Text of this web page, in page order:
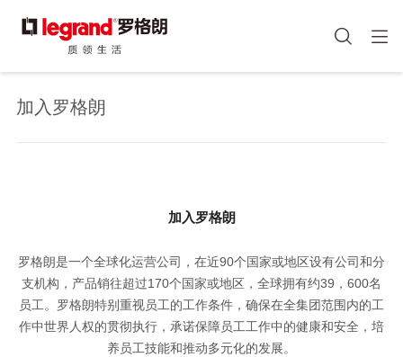
主
图
手机端头部icon
加入罗格朗
加入罗格朗
罗格朗是一个全球化运营公司，在近90个国家或地区设有公司和分
支机构，产品销往超过170个国家或地区，全球拥有约39，600名
员工。罗格朗特别重视员工的工作条件，确保在全集团范围内的工
作中世界人权的贯彻执行，承诺保障员工工作中的健康和安全，培
养员工技能和推动多元化的发展。